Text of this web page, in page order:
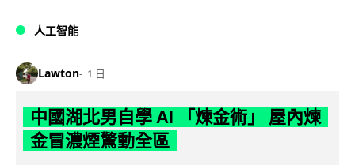
人工智能
Lawton 1 日
中國湖北男自學 AI 「煉金術」 屋內煉
金冒濃煙驚動全區